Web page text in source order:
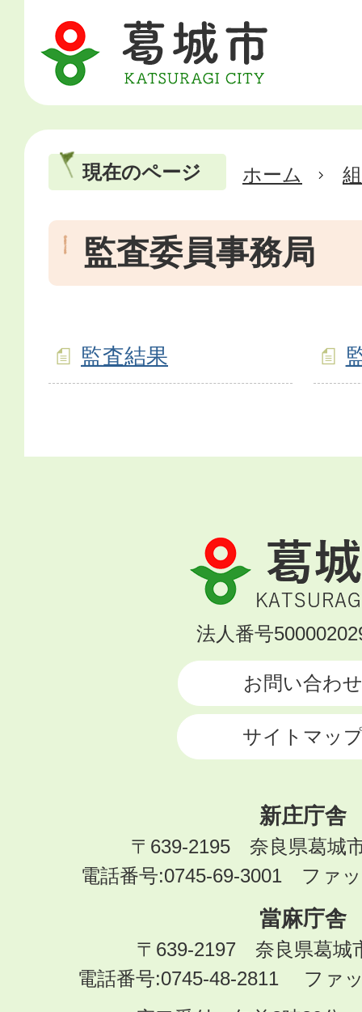
現在のページ ホーム
監査委員事務局
監査結果
葛
城
市
KATSURAGI
法人番号
お問い合わせ
サイトマッ
新庄庁舎
〒639-2195 奈良県葛城
電話番号:0745-69-3001 ファ
當麻庁舎
〒639-2197 奈良県葛城
電話番号:0745-48-2811 ファ